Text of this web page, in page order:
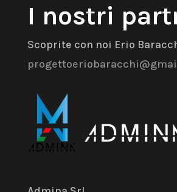
I nostri
Scoprite con noi Erio